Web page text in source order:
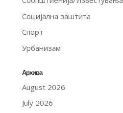
Социјална заштита
Спорт
Урбанизам
Архива
August 2026
July 2026